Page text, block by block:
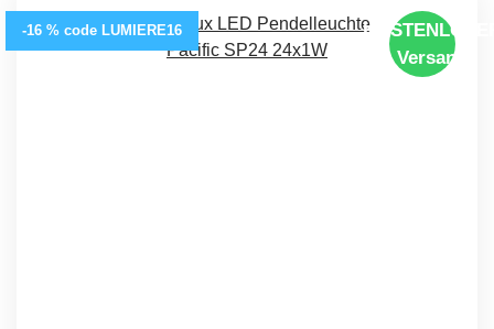
-16 % code LUMIERE16
Versand